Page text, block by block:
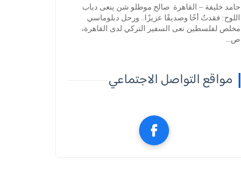
حامد خليفة – القاهرة صالح موطلو شن ينعى دياب
اللوح: فقدتُ أخًا وصديقًا عزيزًا.. ورحل دبلوماسي
مخلص لفلسطين نعى السفير التركي لدى القاهرة،
ص...
مواقع التواصل الاجتماعي